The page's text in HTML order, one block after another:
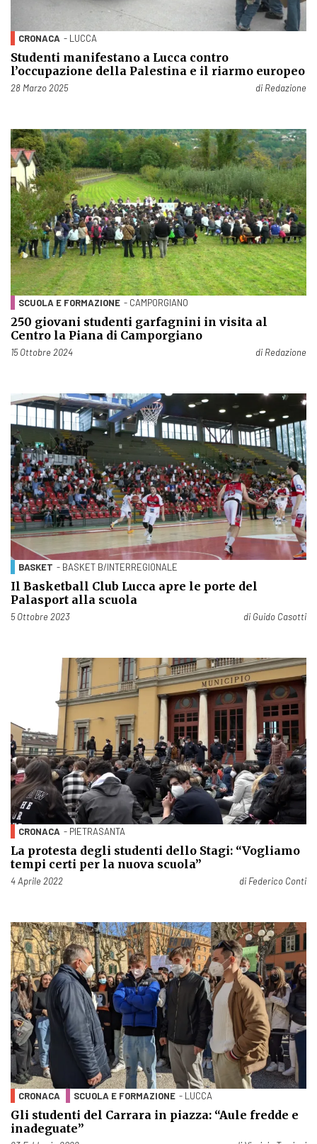
CRONACA - LUCCA
Studenti manifestano a Lucca contro
l’occupazione della Palestina e il riarmo europeo
Pubblicato il
28 Marzo 2025 di Redazione
SCUOLA E FORMAZIONE - CAMPORGIANO
250 giovani studenti garfagnini in visita al
Centro la Piana di Camporgiano
Pubblicato il
15 Ottobre 2024 di Redazione
BASKET - BASKET B/INTERREGIONALE
Il Basketball Club Lucca apre le porte del
Palasport alla scuola
Pubblicato il
5 Ottobre 2023 di Guido Casotti
CRONACA - PIETRASANTA
La protesta degli studenti dello Stagi: “Vogliamo
tempi certi per la nuova scuola”
Pubblicato il
4 Aprile 2022 di Federico Conti
CRONACA SCUOLA E FORMAZIONE - LUCCA
Gli studenti del Carrara in piazza: “Aule fredde e
inadeguate”